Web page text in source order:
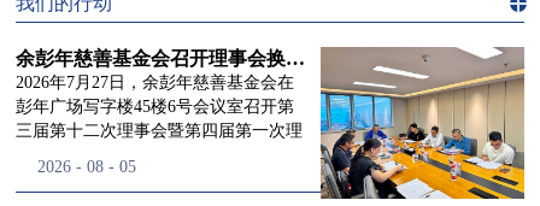
余彭年慈善基金会召开理事会换届会议
2026年7月27日，余彭年慈善基金会在
彭年广场写字楼45楼6号会议室召开第
三届第十二次理事会暨第四届第一次理
徐滨先生；副理事长兼秘书长彭志兵先
2026 - 08 - 05
们的行